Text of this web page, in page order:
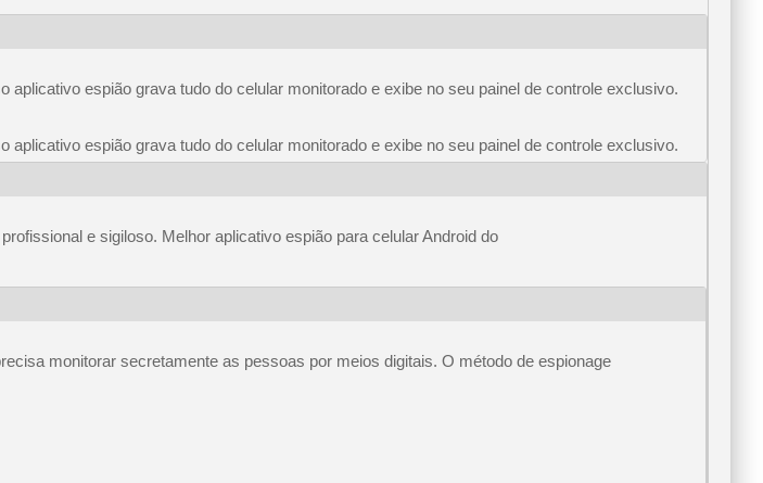
espião grava tudo do celular monitorado e exibe no seu painel de controle exclusivo.
espião grava tudo do celular monitorado e exibe no seu painel de controle exclusivo.
e sigiloso. Melhor aplicativo espião para celular Android do
monitorar secretamente as pessoas por meios digitais. O método de espionage